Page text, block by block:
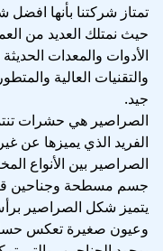
تمتاز شركتنا بأنها
حيث نمتلك العديد من
الأدوات والمعدات
والتقنيات العالية
جيد.
الفريد الذي يميزها عن
الصراصير بين الأنواع
جسم مسطحة وجناحين
يتميز شكل الصراصير
وعيون صغيرة تعكس